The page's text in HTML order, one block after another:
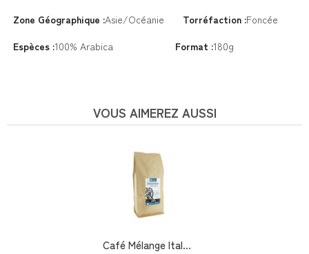
Zone Géographique :Asie/Océanie Torréfaction :Foncée
Espèces :100% Arabica Format :180g
VOUS AIMEREZ AUSSI
Café Mélange Ital...